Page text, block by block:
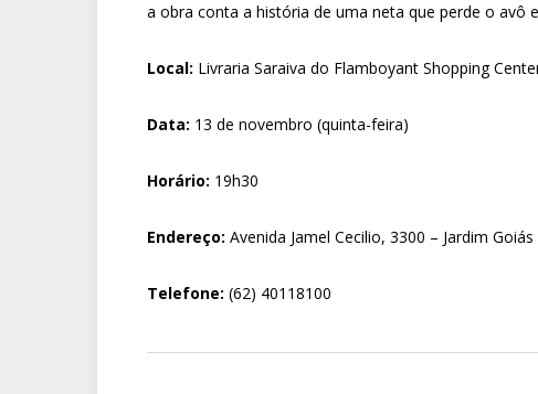
a obra conta a história de uma neta que perde o avô
Local: Livraria Saraiva do Flamboyant Shopping
Data: 13 de novembro (quinta-feira)
Horário: 19h30
Endereço: Avenida Jamel Cecilio, 3300 – Jardim
Telefone: (62) 40118100